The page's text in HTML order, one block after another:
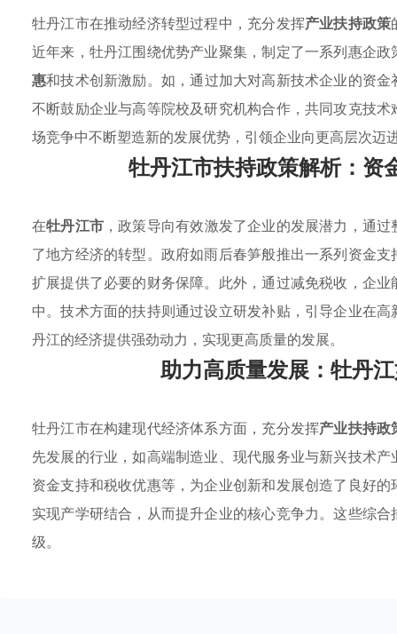
牡丹江市在推动经济转型过程中，充分发挥产业扶持政策
近年来，牡丹江围绕优势产业聚集，制定了一系列惠企
惠和技术创新激励。如，通过加大对高新技术企业的资
不断鼓励企业与高等院校及研究机构合作，共同攻克技
场竞争中不断塑造新的发展优势，引领企业向更高层次迈
牡丹江市扶持政策解析：资
在牡丹江市 ，政策导向有效激发了企业的发展潜力，通过
了地方经济的转型。政府如雨后春笋般推出一系列资金
扩展提供了必要的财务保障。此外，通过减免税收，企
中。技术方面的扶持则通过设立研发补贴，引导企业在
丹江的经济提供强劲动力，实现更高质量的发展。
助力高质量发展：牡丹
牡丹江市在构建现代经济体系方面，充分发挥产业扶持政
先发展的行业，如高端制造业、现代服务业与新兴技术
资金支持和税收优惠等，为企业创新和发展创造了良好
实现产学研结合，从而提升企业的核心竞争力。这些综
级。